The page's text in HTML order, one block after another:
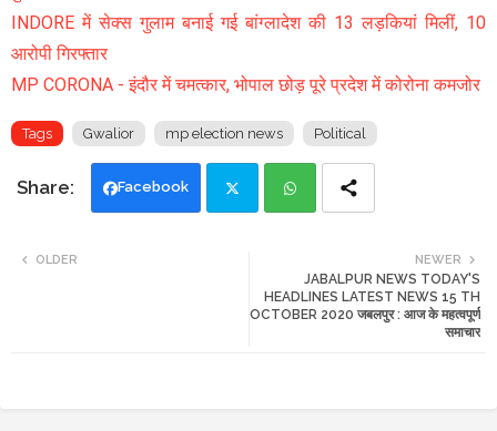
INDORE में सेक्स गुलाम बनाई गई बांग्लादेश की 13 लड़कियां मिलीं, 10
आरोपी गिरफ्तार
MP CORONA - इंदौर में चमत्कार, भोपाल छोड़ पूरे प्रदेश में कोरोना कमजोर
Tags Gwalior mp election news Political
Facebook
NEWER
JABALPUR NEWS TODAY'S
HEADLINES LATEST NEWS 15 TH
OCTOBER 2020 जबलपुर : आज के महत्वपूर्ण
समाचार
OLDER